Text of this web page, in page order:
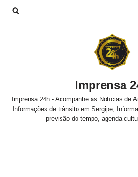
Imprensa
Imprensa 24h - Acompanhe as Notícias de
Informações de trânsito em Sergipe,
previsão do tempo, agenda